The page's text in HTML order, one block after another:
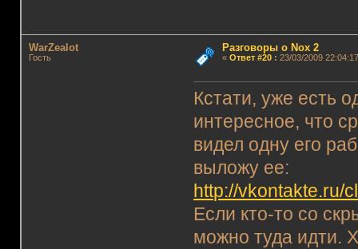
WarZealot
Гость
Разговоры о Nox 2
« Ответ #20: 23/03/2009
Кстати, уже есть
интересное, что
видел одну его
выложу ее:
http://vkontakte.ru/
Если кто-то со
можно туда идти.